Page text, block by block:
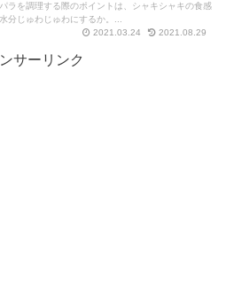
ラを調理する際のポイントは、シャキシャキの食感
分じゅわじゅわにするか。...
2021.03.24
2021.08.29
サーリンク